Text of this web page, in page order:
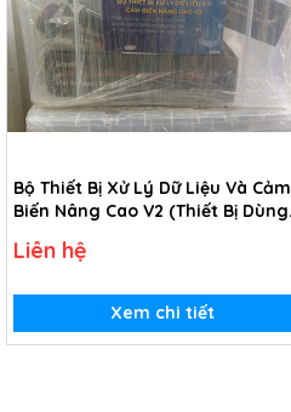
Bộ Thiết Bị Xử Lý Dữ Liệu Và Cảm
Biến Nâng Cao V2 (Thiết Bị Dùng
STEM Tích Hợp Liên Môn AI - IoT,
Liên hệ
Xem chi tiết